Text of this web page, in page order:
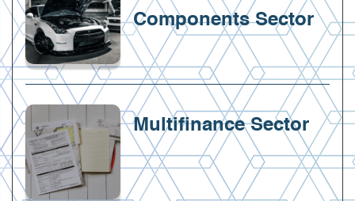
Components Sector
Multifinance Sector